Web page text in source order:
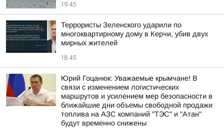
19:45
Террористы Зеленского ударили по
многоквартирному дому в Керчи, убив двух
мирных жителей
18:45
Юрий Гоцанюк: Уважаемые крымчане! В
связи с изменением логистических
маршрутов и усилением мер безопасности в
ближайшие дни объемы свободной продажи
топлива на АЗС компаний "ТЭС" и "Атан"
будут временно снижены